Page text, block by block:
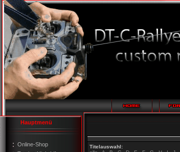
Hauptmenü
Online-Shop
Titelauswahl: